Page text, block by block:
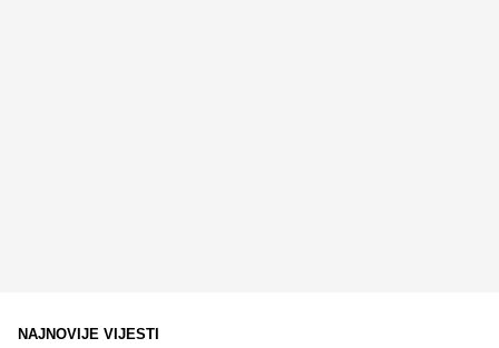
NAJNOVIJE VIJESTI